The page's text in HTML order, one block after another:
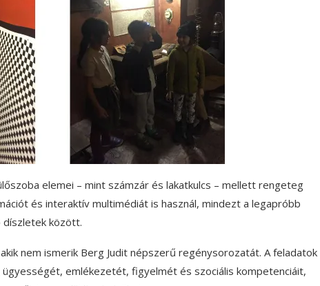
elemei – mint számzár és lakatkulcs – mellett rengeteg
és interaktív multimédiát is használ, mindezt a legapróbb
között.
nem ismerik Berg Judit népszerű regénysorozatát. A feladatok
emlékezetét, figyelmét és szociális kompetenciáit,